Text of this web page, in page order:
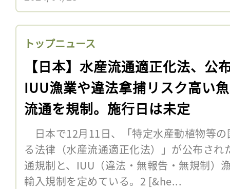
トップニュース
【日本】水産流通適正化法、公
IUU漁業や違法拿捕リスク高い
流通を規制。施行日は未定
日本で12月11日、「特定水産動植物等
る法律（水産流通適正化法）」が公布さ
通規制と、IUU（違法・無報告・無規制）
輸入規制を定めている。2 [&he...